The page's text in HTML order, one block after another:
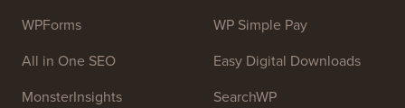
WPForms
All in One SEO
MonsterInsights
WP Simple Pay
Easy Digital Downloads
SearchWP